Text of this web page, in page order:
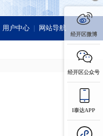
用户中心 网站导航
经开区微博
经开区公众号
I泰达APP